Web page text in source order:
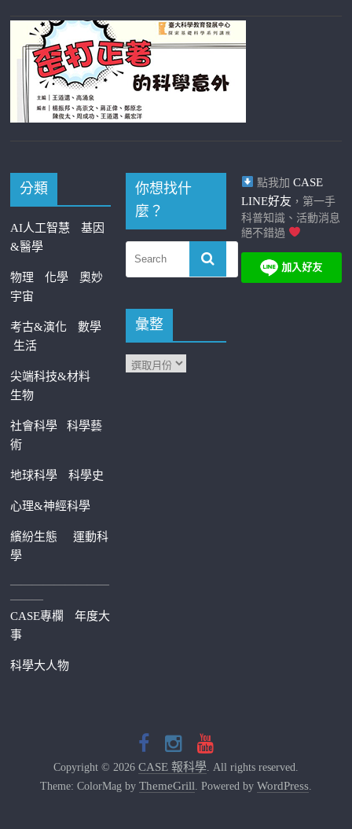
分類
AI人工智慧
基因
&醫學
物理 化學
奧妙
宇宙
考古&演化
數學
生活
尖端科技&材料
生物
社會科學科學藝
術
地球科學 科學史
心理&神經科學
繽紛生態運動科
學
—————————
———
CASE專欄
年度大
事
科學大人物
你想找什
麼？
彙整
點我加 CASE
LINE好友 ，第一手
科普知識、活動消息
絕不錯過
Copyright © 2026 CASE 報科學. All rights reserved.
Theme: ColorMag by ThemeGrill . Powered by WordPress.